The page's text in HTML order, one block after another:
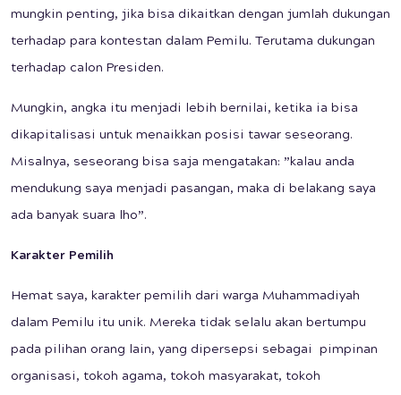
mungkin penting, jika bisa dikaitkan dengan jumlah dukungan
terhadap para kontestan dalam Pemilu. Terutama dukungan
terhadap calon Presiden.
Mungkin, angka itu menjadi lebih bernilai, ketika ia bisa
dikapitalisasi untuk menaikkan posisi tawar seseorang.
Misalnya, seseorang bisa saja mengatakan: ”kalau anda
mendukung saya menjadi pasangan, maka di belakang saya
ada banyak suara lho”.
Karakter Pemilih
Hemat saya, karakter pemilih dari warga Muhammadiyah
dalam Pemilu itu unik. Mereka tidak selalu akan bertumpu
pada pilihan orang lain, yang dipersepsi sebagai pimpinan
organisasi, tokoh agama, tokoh masyarakat, tokoh